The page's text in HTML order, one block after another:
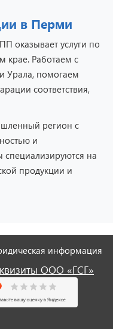
в Перми
оказывает услуги по
крае. Работаем с
Урала, помогаем
соответствия,
регион с
и
на
продукции и
информация
ООО «ГСГ»